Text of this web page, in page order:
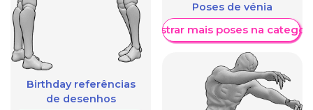
Birthday referências
de desenhos
Poses de vénia
Mostrar mais poses na